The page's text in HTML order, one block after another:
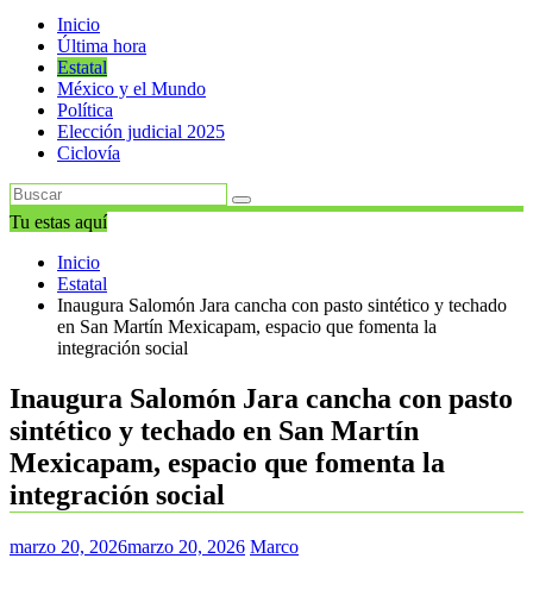
Inicio
Última hora
Estatal
México y el Mundo
Política
Elección judicial 2025
Ciclovía
Tu estas aquí
Inicio
Estatal
Inaugura Salomón Jara cancha con pasto sintético y techado
en San Martín Mexicapam, espacio que fomenta la
integración social
Inaugura Salomón Jara cancha con pasto
sintético y techado en San Martín
Mexicapam, espacio que fomenta la
integración social
marzo 20, 2026marzo 20, 2026 Marco